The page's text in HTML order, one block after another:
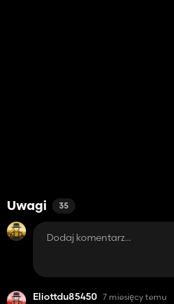
Uwagi 35
Eliottdu85450 7 miesięcy temu